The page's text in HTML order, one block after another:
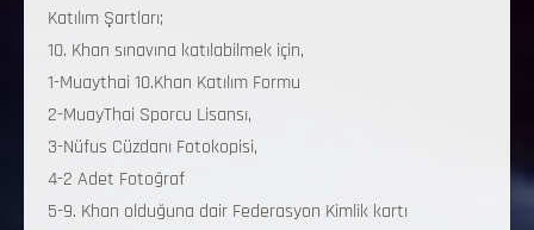
Katılım Şartları;
10. Khan sınavına katılabilmek için,
1-Muaythai 10.Khan Katılım Formu
2-MuayThai Sporcu Lisansı,
3-Nüfus Cüzdanı Fotokopisi,
4-2 Adet Fotoğraf
5-9. Khan olduğuna dair Federasyon Kimlik kartı